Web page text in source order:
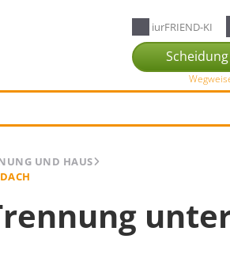
iurFRIEND-KI
UND HAUS